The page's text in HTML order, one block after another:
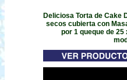
Deliciosa Torta de Cake
secos cubierta con
por 1 queque de